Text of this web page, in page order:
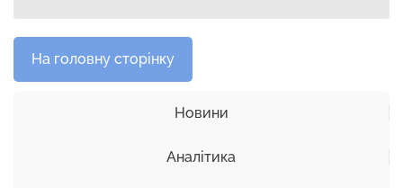
На головну сторінку
Новини
Аналітика